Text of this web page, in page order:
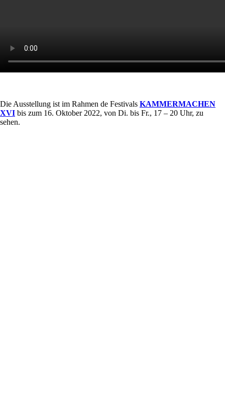
Die Ausstellung ist im Rahmen de Festivals KAMMERMACHEN
XVI bis zum 16. Oktober 2022, von Di. bis Fr., 17 – 20 Uhr, zu
sehen.